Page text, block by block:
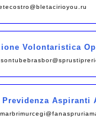
Volontaristica
Previdenza